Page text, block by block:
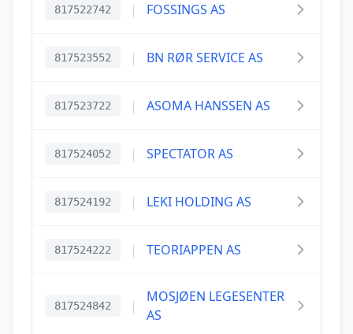
817522742 | FOSSINGS AS
817523552 | BN RØR SERVICE AS
817523722 | ASOMA HANSSEN AS
817524052 | SPECTATOR AS
817524192 | LEKI HOLDING AS
817524222 | TEORIAPPEN AS
817524842 |
MOSJØEN LEGESENTER
AS